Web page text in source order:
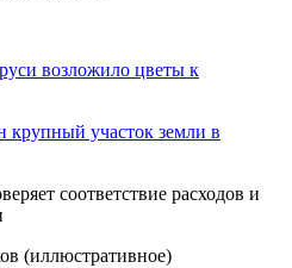
возложило цветы к
крупный участок земли в
(иллюстративное)